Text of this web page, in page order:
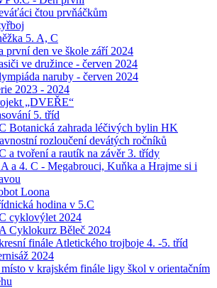
čtou prvňáčkům
5. A, C
první den ve škole září 2024
ve družince - červen 2024
naruby - červen 2024
2023 - 2024
„DVEŘE“
5. tříd
Botanická zahrada léčivých bylin HK
rozloučení devátých ročníků
a tvoření a rautík na závěr 3. třídy
a 4. C - Megabrouci, Kuňka a Hrajme si i
Loona
hodina v 5.C
cyklovýlet 2024
Cyklokurz Běleč 2024
finále Atletického trojboje 4. -5. tříd
2024
v krajském finále ligy škol v orientačním